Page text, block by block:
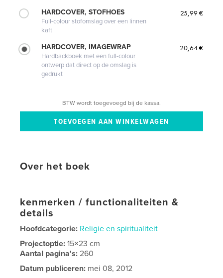
HARDCOVER, STOFHOES
Full-colour stofomslag over een linnen
kaft
25,99 €
HARDCOVER, IMAGEWRAP
Hardbackboek met een full-colour
ontwerp dat direct op de omslag is
gedrukt
20,64 €
BTW wordt toegevoegd bij de kassa.
Over het boek
kenmerken / functionaliteiten &
details
Hoofdcategorie: Religie en spiritualiteit
Projectoptie:15×23 cm
Aantal pagina's:260
Datum publiceren: mei 08, 2012